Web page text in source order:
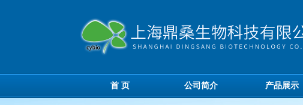
首 页 公司简介 产品展示